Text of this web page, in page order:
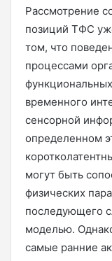
Рассмотрение
позиций ТФС
том, что
процессами
временного
сенсорной
определенном
могут быть
физических
последующего
моделью.
самые ранние